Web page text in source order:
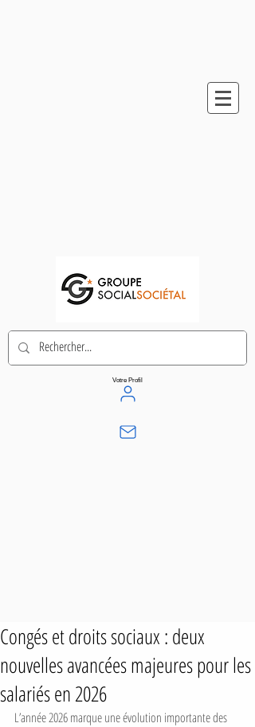
Votre Profil
Congés et droits sociaux : deux
nouvelles avancées majeures pour les
salariés en 2026
L’année 2026 marque une évolution importante des